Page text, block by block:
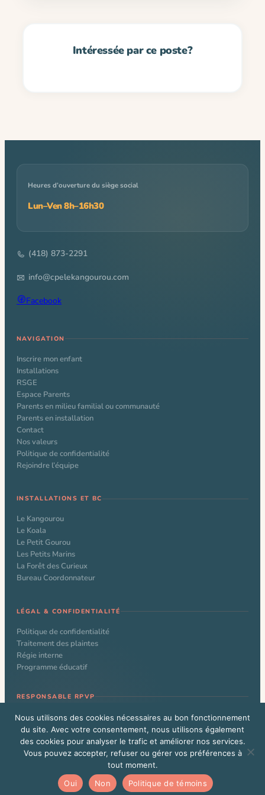
Heures d’ouverture du siège social
Lun–Ven 8h–16h30
(418) 873-2291
info@cpelekangourou.com
Facebook
NAVIGATION
Inscrire mon enfant
Installations
RSGE
Espace Parents
Parents en milieu familial ou communauté
Parents en installation
Contact
Nos valeurs
Politique de confidentialité
Rejoindre l’équipe
INSTALLATIONS ET BC
Le Kangourou
Le Koala
Le Petit Gourou
Les Petits Marins
La Forêt des Curieux
Bureau Coordonnateur
LÉGAL & CONFIDENTIALITÉ
Politique de confidentialité
Traitement des plaintes
Régie interne
Programme éducatif
RESPONSABLE RPVP
© 2026 CPE Le Kangourou. Tous droits réservés. Site web conçu par
Alexandre Beauchamp
Vous êtes un administrateur WordPress?Cliquez ici
Nous utilisons des cookies nécessaires au bon fonctionnement
du site. Avec votre consentement, nous utilisons également
des cookies pour analyser le trafic et améliorer nos services.
Vous pouvez accepter, refuser ou gérer vos préférences à
tout moment.
Oui
Non Politique de témoins